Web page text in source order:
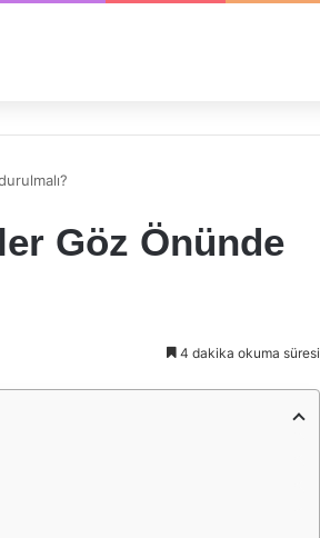
Göz Önünde
4 dakika okuma süresi